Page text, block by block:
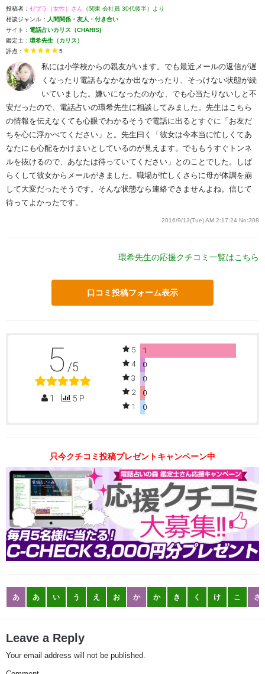
投稿者： ゼブラ（女性）さん （関東 会社員 30代後半）より
相談ジャンル： 人間関係・友人・付き合い
サイト： 電話占いカリス（CHARIS)
鑑定士： 環希先生（カリス）
評点：
5
私には小学校からの親友がいます。でも最近メールの返信が遅
くなったり電話もなかなか出なかったり、そっけない状態が続
いていました。嫌いになったのかな、でも心当たりないしと不
安だったので、電話占いの環希先生に相談してみました。先生はこちら
の情報を伝えなくても心眼でわかるそうで電話に出るとすぐに「お友だ
ちを心に浮かべてください」と。先生曰く「彼女は今本当に忙しくてあ
なたにも心配をかけまいとしているのが見えます。でももうすぐトンネ
ルを抜けるので、あなたは待っていてください」とのことでした。しば
らくして彼女からメールがきました。職場が忙しくさらに母が体調を崩
して大変だったそうです。そんな状態なら連絡できませんよね。信じて
待ってよかったです。
2016/9/13(Tue) AM 2:17:24 No:308
環希先生の応援クチコミ一覧はこちら
口コミ投稿フォーム表示
5 /5
1 5 P
5
1
4
0
3
0
2
0
1
0
只今クチコミ投稿プレゼントキャンペーン中
あ あ い う え お か か き く け こ さ
Leave a Reply
Your email address will not be published.